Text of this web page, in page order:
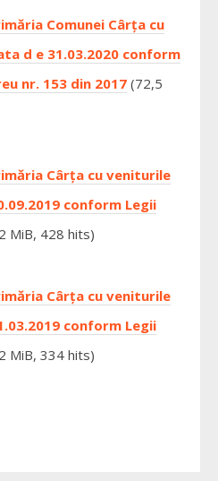
Comunei Cârța cu
d e 31.03.2020 conform
nr. 153 din 2017 (72,5
Cârța cu veniturile
conform Legii
MiB, 428 hits)
Cârța cu veniturile
conform Legii
MiB, 334 hits)